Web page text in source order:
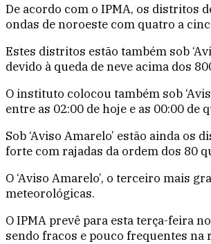
De acordo com o IPMA, os distritos
ondas de noroeste com quatro a
Estes distritos estão também sob
devido à queda de neve acima dos
O instituto colocou também sob
entre as 02:00 de hoje e as 00:00 de
Sob ‘Aviso Amarelo’ estão ainda
forte com rajadas da ordem dos 80
O ‘Aviso Amarelo’, o terceiro mais
meteorológicas.
O IPMA prevê para esta terça-feira
sendo fracos e pouco frequentes na